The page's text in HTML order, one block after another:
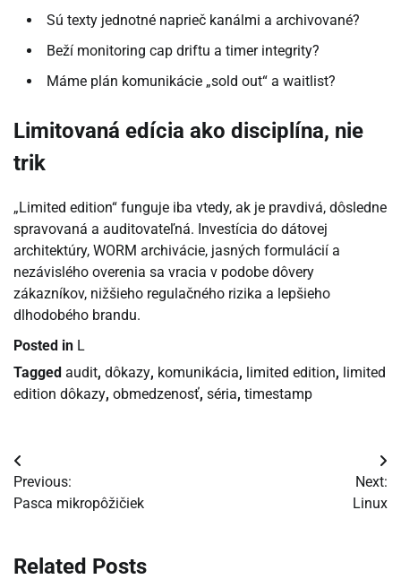
Sú texty jednotné naprieč kanálmi a archivované?
Beží monitoring cap driftu a timer integrity?
Máme plán komunikácie „sold out“ a waitlist?
Limitovaná edícia ako disciplína, nie
trik
„Limited edition“ funguje iba vtedy, ak je pravdivá, dôsledne
spravovaná a auditovateľná. Investícia do dátovej
architektúry, WORM archivácie, jasných formulácií a
nezávislého overenia sa vracia v podobe dôvery
zákazníkov, nižšieho regulačného rizika a lepšieho
dlhodobého brandu.
Posted in L
Tagged audit, dôkazy, komunikácia, limited edition, limited
edition dôkazy, obmedzenosť, séria, timestamp
Navigácia
v
Previous:
Pasca mikropôžičiek
Next:
Linux
Related Posts